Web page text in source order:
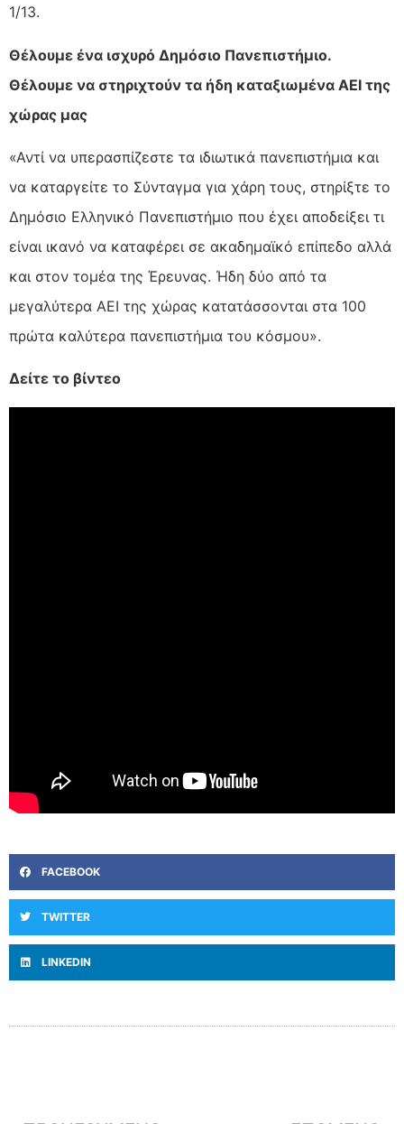
1/13.
Θέλουμε ένα ισχυρό Δημόσιο Πανεπιστήμιο.
Θέλουμε να στηριχτούν τα ήδη καταξιωμένα ΑΕΙ της
χώρας μας
«Αντί να υπερασπίζεστε τα ιδιωτικά πανεπιστήμια και
να καταργείτε το Σύνταγμα για χάρη τους, στηρίξτε το
Δημόσιο Ελληνικό Πανεπιστήμιο που έχει αποδείξει τι
είναι ικανό να καταφέρει σε ακαδημαϊκό επίπεδο αλλά
και στον τομέα της Έρευνας. Ήδη δύο από τα
μεγαλύτερα ΑΕΙ της χώρας κατατάσσονται στα 100
πρώτα καλύτερα πανεπιστήμια του κόσμου».
Δείτε το βίντεο
FACEBOOK
TWITTER
LINKEDIN